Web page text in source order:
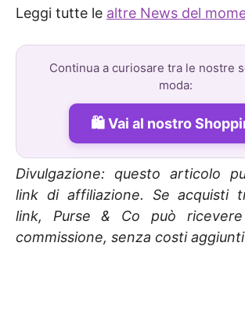
Leggi tutte le altre News del
Continua a curiosare tra le nostre
moda:
Vai al nostro
Divulgazione: questo articolo
link di affiliazione. Se acquisti
link, Purse & Co può
commissione, senza costi